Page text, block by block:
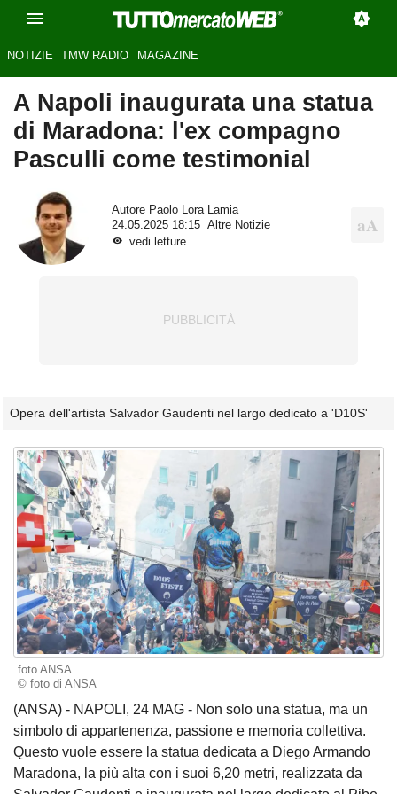
NOTIZIE TMW RADIO MAGAZINE
A Napoli inaugurata una statua
di Maradona: l'ex compagno
Pasculli come testimonial
Autore Paolo Lora Lamia
24.05.2025 18:15
Altre Notizie
vedi letture
Opera dell'artista Salvador Gaudenti nel largo dedicato a 'D10S'
foto ANSA
© foto di ANSA
(ANSA) - NAPOLI, 24 MAG - Non solo una statua, ma un
simbolo di appartenenza, passione e memoria collettiva.
Questo vuole essere la statua dedicata a Diego Armando
Maradona, la più alta con i suoi 6,20 metri, realizzata da